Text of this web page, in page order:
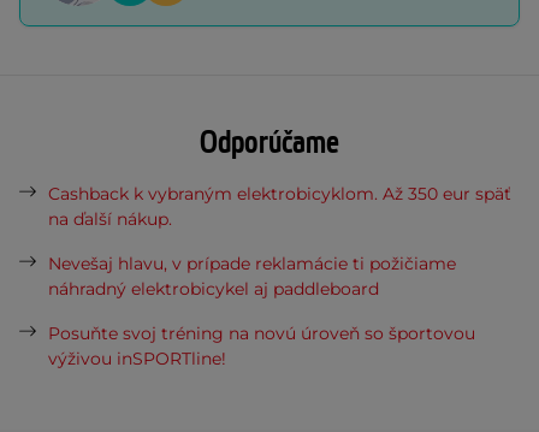
Odporúčame
Cashback k vybraným elektrobicyklom. Až 350 eur späť
na ďalší nákup.
Nevešaj hlavu, v prípade reklamácie ti požičiame
náhradný elektrobicykel aj paddleboard
Posuňte svoj tréning na novú úroveň so športovou
výživou inSPORTline!